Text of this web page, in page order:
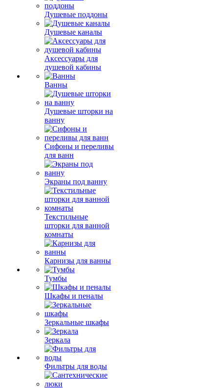
Душевые поддоны
Душевые каналы
Аксессуары для
душевой кабины
Ванны
Душевые шторки на
ванну
Сифоны и переливы
для ванн
Экраны под ванну
Текстильные
шторки для ванной
комнаты
Карнизы для ванны
Тумбы
Шкафы и пеналы
Зеркальные шкафы
Зеркала
Фильтры для воды